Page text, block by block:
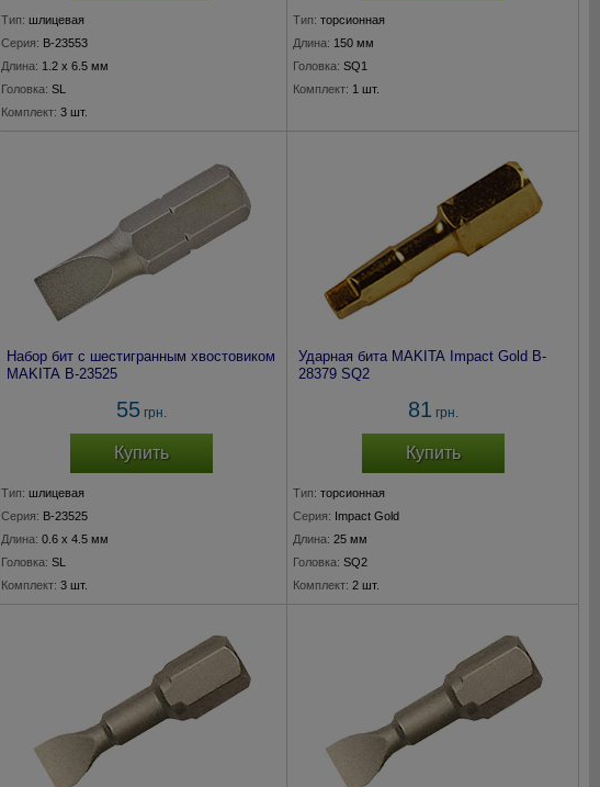
Тип: шлицевая
Серия: B-23553
Длина: 1.2 x 6.5 мм
Головка: SL
Комплект: 3 шт.
Тип: торсионная
Длина: 150 мм
Головка: SQ1
Комплект: 1 шт.
Набор бит с шестигранным хвостовиком
MAKITA B-23525
55грн.
Купить
Тип: шлицевая
Серия: B-23525
Длина: 0.6 x 4.5 мм
Головка: SL
Комплект: 3 шт.
Ударная бита MAKITA Impact Gold B-
28379 SQ2
81 грн.
Купить
Тип: торсионная
Серия: Impact Gold
Длина: 25 мм
Головка: SQ2
Комплект: 2 шт.